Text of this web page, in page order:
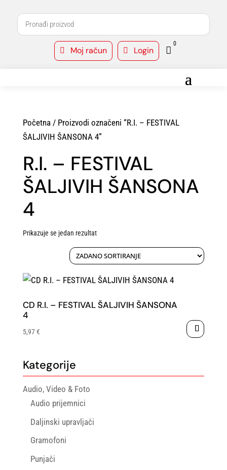
 Moj račun  Login 
0
Početna/ Proizvodi označeni “R.I. – FESTIVAL
ŠALJIVIH ŠANSONA 4”
R.I. – FESTIVAL
ŠALJIVIH ŠANSONA
4
Prikazuje se jedan rezultat
CD R.I. – FESTIVAL ŠALJIVIH ŠANSONA
4
5,97€
Kategorije
Audio, Video & Foto
Audio prijemnici
Daljinski upravljači
Gramofoni
Punjači